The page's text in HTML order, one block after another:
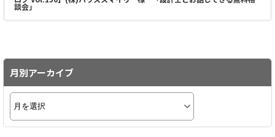
談会」
月別アーカイブ